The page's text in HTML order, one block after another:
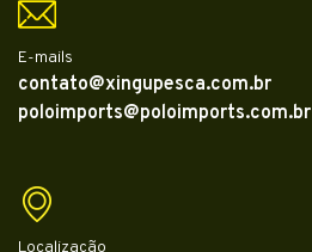
E-mails
contato@xingupesca.com.br
poloimports@poloimports.com.br
Localização